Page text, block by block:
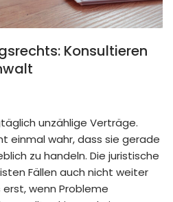
Konsultieren
unzählige Verträge.
einmal wahr, dass sie gerade
zu handeln. Die juristische
Fällen auch nicht weiter
wenn Probleme